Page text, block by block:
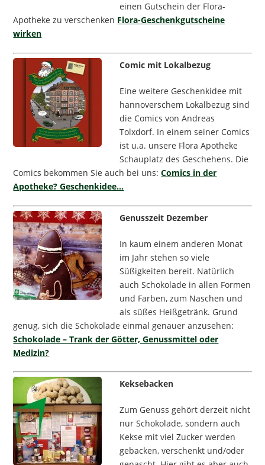
einen Gutschein der Flora-
Apotheke zu verschenken Flora-Geschenkgutscheine
wirken
Comic mit Lokalbezug
Eine weitere Geschenkidee mit
hannoverschem Lokalbezug sind
die Comics von Andreas
Tolxdorf. In einem seiner Comics
ist u.a. unsere Flora Apotheke
Schauplatz des Geschehens. Die
Comics bekommen Sie auch bei uns:Comics in der
Apotheke? Geschenkidee…
Genusszeit Dezember
In kaum einem anderen Monat
im Jahr stehen so viele
Süßigkeiten bereit. Natürlich
auch Schokolade in allen Formen
und Farben, zum Naschen und
als süßes Heißgetränk. Grund
genug, sich die Schokolade einmal genauer anzusehen:
Schokolade – Trank der Götter, Genussmittel oder
Medizin?
Keksebacken
Zum Genuss gehört derzeit nicht
nur Schokolade, sondern auch
Kekse mit viel Zucker werden
gebacken, verschenkt und/oder